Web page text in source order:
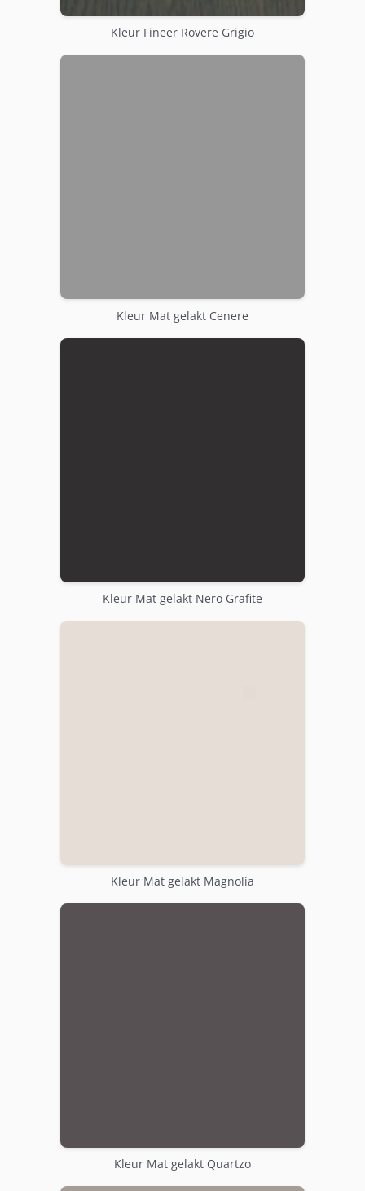
Kleur Fineer Rovere Grigio
Kleur Mat gelakt Cenere
Kleur Mat gelakt Nero Grafite
Kleur Mat gelakt Magnolia
Kleur Mat gelakt Quartzo